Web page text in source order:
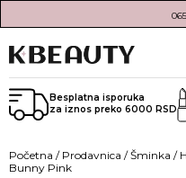
Besplatna isporuka
za iznos preko 6000 RSD
Početna / Prodavnica /Šminka /
Bunny Pink